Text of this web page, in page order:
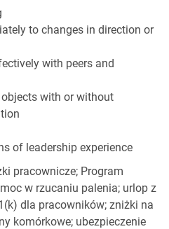
to changes in direction or
with peers and
with or without
of leadership experience
pracownicze; Program
w rzucaniu palenia; urlop z
dla pracowników; zniżki na
komórkowe; ubezpieczenie